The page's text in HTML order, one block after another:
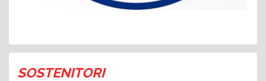
SOSTENITORI